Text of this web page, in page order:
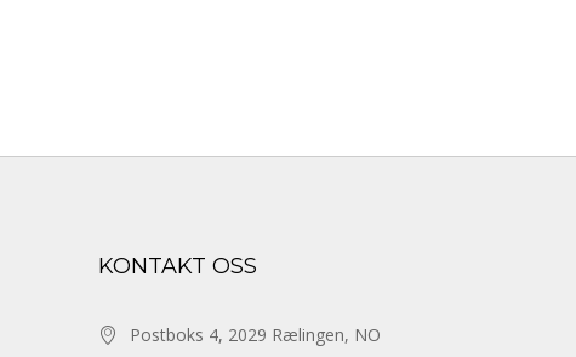
KONTAKT OSS
Postboks 4, 2029 Rælingen, NO